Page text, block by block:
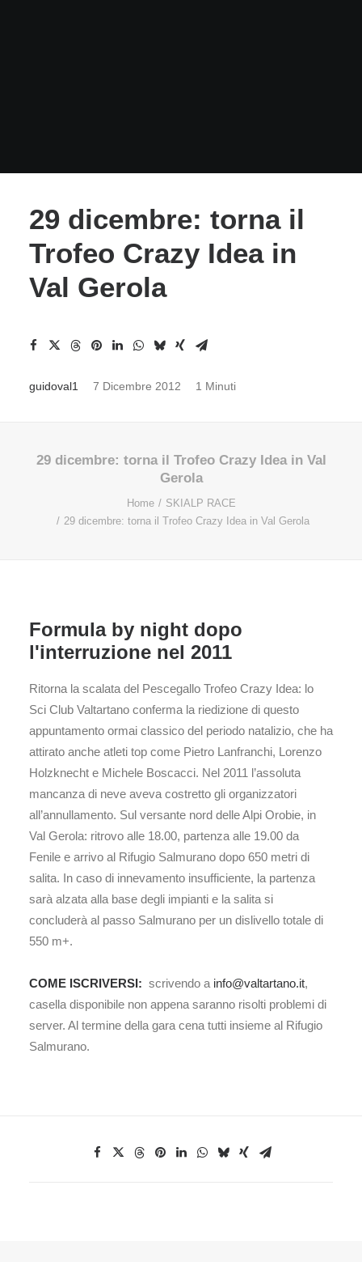
29 dicembre: torna il
Trofeo Crazy Idea in
Val Gerola
guidoval1 7 Dicembre 2012 1 Minuti
29 dicembre: torna il Trofeo Crazy Idea in Val
Gerola
Home
SKIALP RACE
29 dicembre: torna il Trofeo Crazy Idea in Val Gerola
Formula by night dopo
l'interruzione nel 2011
Ritorna la scalata del Pescegallo Trofeo Crazy Idea: lo
Sci Club Valtartano conferma la riedizione di questo
appuntamento ormai classico del periodo natalizio, che ha
attirato anche atleti top come Pietro Lanfranchi, Lorenzo
Holzknecht e Michele Boscacci. Nel 2011 l’assoluta
mancanza di neve aveva costretto gli organizzatori
all’annullamento. Sul versante nord delle Alpi Orobie, in
Val Gerola: ritrovo alle 18.00, partenza alle 19.00 da
Fenile e arrivo al Rifugio Salmurano dopo 650 metri di
salita. In caso di innevamento insufficiente, la partenza
sarà alzata alla base degli impianti e la salita si
concluderà al passo Salmurano per un dislivello totale di
550 m+.
COME ISCRIVERSI: scrivendo a info@valtartano.it,
casella disponibile non appena saranno risolti problemi di
server. Al termine della gara cena tutti insieme al Rifugio
Salmurano.